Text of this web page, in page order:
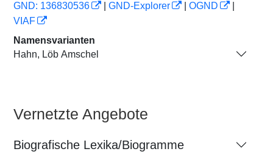
GND: 136830536
GND-Explorer OGND
VIAF
Namensvarianten
Hahn, Löb Amschel
Vernetzte Angebote
Biografische Lexika/Biogramme